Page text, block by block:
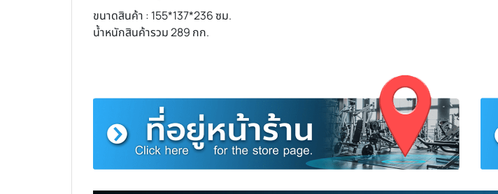
ขนาดสินค้า : 155*137*236 ซม.
น้ำหนักสินค้ารวม 289 กก.